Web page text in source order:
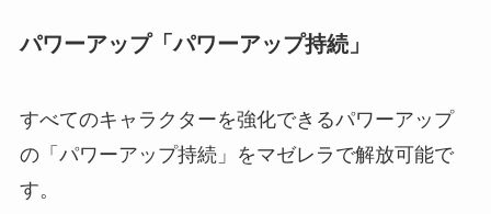
パワーアップ「パワーアップ持続」
すべてのキャラクターを強化できるパワーアップ
の「パワーアップ持続」をマゼレラで解放可能で
す。